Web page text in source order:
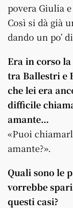
povera Giulia e
Così si dà già
dando un po’
Era in corso
tra Ballestri e
che lei era
difficile
amante…
«Puoi
amante?».
Quali sono le
vorrebbe
questi casi?